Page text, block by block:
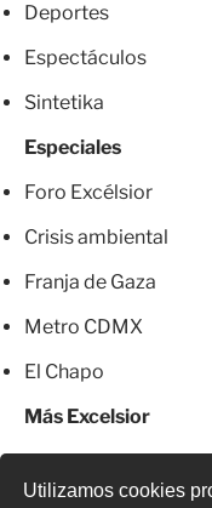
Utilizamos cookies
Deportes
Espectáculos
Sintetika
Especiales
Foro Excélsior
Crisis ambiental
Franja de Gaza
Metro CDMX
El Chapo
Más Excelsior